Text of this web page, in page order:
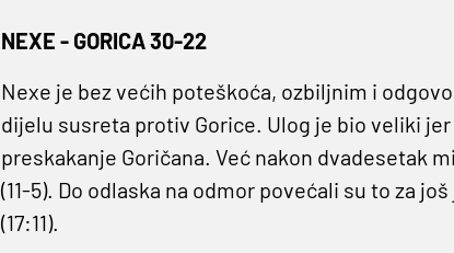
NEXE - GORICA 30-22
Nexe je bez većih poteškoća, ozbiljnim i
dijelu susreta protiv Gorice. Ulog je bio veliki
preskakanje Goričana. Već nakon dvadesetak
(11-5). Do odlaska na odmor povećali su to za
(17:11).